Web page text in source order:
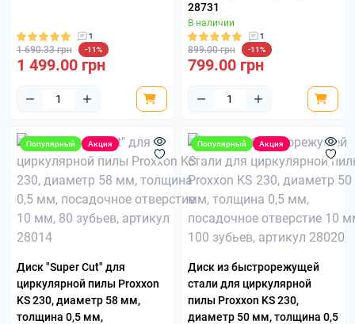
1
1 690.33 грн -11%
1 499.00 грн
28731
В наличии
1
899.00 грн -11%
799.00 грн
Популярный Акция
Диск "Super Cut" для
циркулярной пилы Proxxon
KS 230, диаметр 58 мм,
толщина 0,5 мм,
Популярный Акция
Диск из быстрорежущей
стали для циркулярной
пилы Proxxon KS 230,
диаметр 50 мм, толщина 0,5